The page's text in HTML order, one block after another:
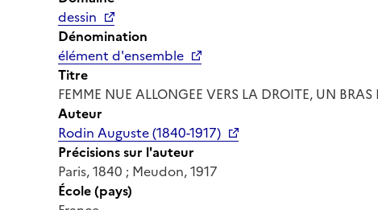
dessin
Dénomination
élément d'ensemble
Titre
FEMME NUE ALLONGEE VERS LA DROITE, UN BRAS
Auteur
Rodin Auguste (1840-1917)
Précisions sur l'auteur
Paris, 1840 ; Meudon, 1917
École (pays)